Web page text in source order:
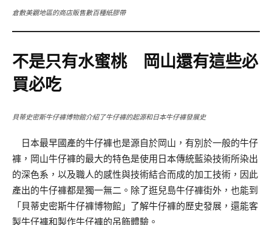
倉敷美觀地區的商店販售數百種紙膠帶
不是只有水蜜桃 岡山還有這些必
買必吃
貝蒂史密斯牛仔褲博物館介紹了牛仔褲的起源和日本牛仔褲發展史
日本最早國產的牛仔褲也是源自於岡山，有別於一般的牛仔
褲，岡山牛仔褲的最大的特色是使用日本傳統藍染技術所染出
的深色系，以及職人的感性與技術結合而成的加工技術，因此
產出的牛仔褲都是獨一無二。除了逛兒島牛仔褲街外，也能到
「貝蒂史密斯牛仔褲博物館」了解牛仔褲的歷史發展，還能客
製牛仔褲和製作牛仔褲的吊飾體驗。